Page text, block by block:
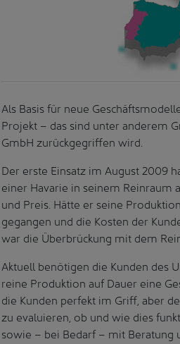
Als Basis für neue
Projekt – das sind unter anderem
GmbH zurückgegriffen wird.
Der erste Einsatz im August 2009
einer Havarie in seinem Reinraum
und Preis. Hätte er seine
gegangen und die Kosten der
war die Überbrückung mit dem
Aktuell benötigen die Kunden des
reine Produktion auf Dauer eine
die Kunden perfekt im Griff, aber
zu evaluieren, ob und wie dies
sowie – bei Bedarf ­– mit Beratung